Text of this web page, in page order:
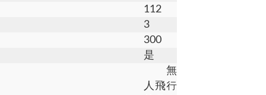
112
3
300
是
無
人飛行